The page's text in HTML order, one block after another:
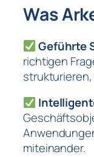
Was
Geführte
richtigen
miteinander.